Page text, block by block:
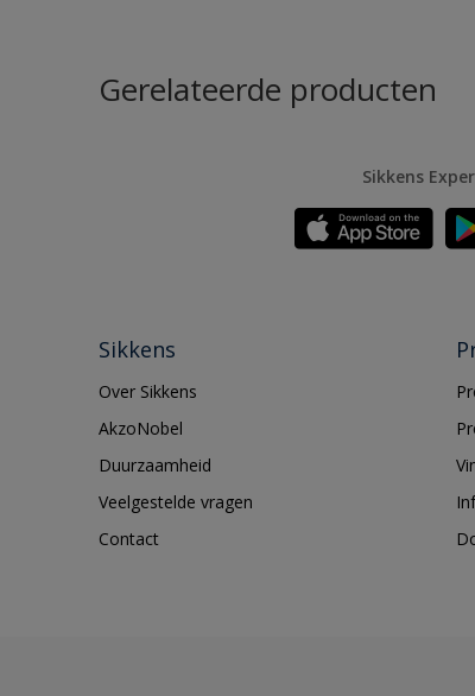
Gerelateerde producten
Sikkens
Sikkens
Over Sikkens
AkzoNobel
Duurzaamheid
Veelgestelde vragen
Contact